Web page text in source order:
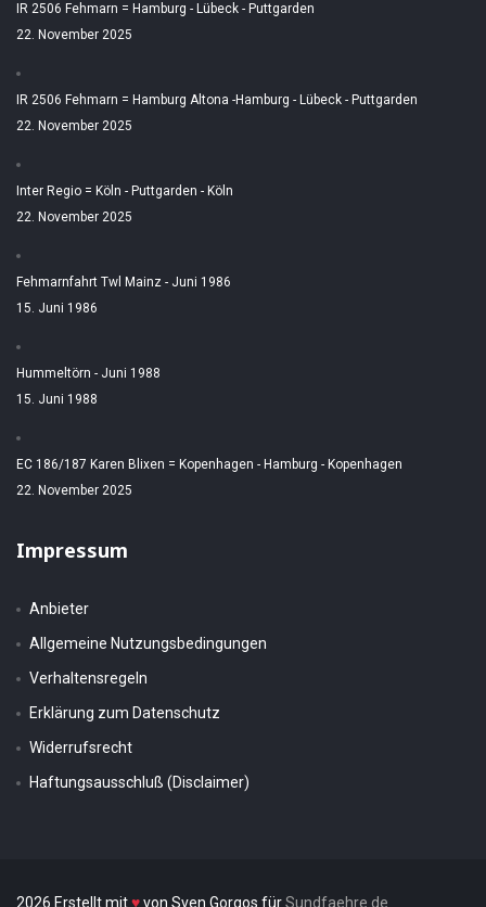
IR 2506 Fehmarn = Hamburg - Lübeck - Puttgarden
22. November 2025
IR 2506 Fehmarn = Hamburg Altona -Hamburg - Lübeck - Puttgarden
22. November 2025
Inter Regio = Köln - Puttgarden - Köln
22. November 2025
Fehmarnfahrt Twl Mainz - Juni 1986
15. Juni 1986
Hummeltörn - Juni 1988
15. Juni 1988
EC 186/187 Karen Blixen = Kopenhagen - Hamburg - Kopenhagen
22. November 2025
Impressum
Anbieter
Allgemeine Nutzungsbedingungen
Verhaltensregeln
Erklärung zum Datenschutz
Widerrufsrecht
Haftungsausschluß (Disclaimer)
2026 Erstellt mit♥von Sven Gorgos fürSundfaehre.de